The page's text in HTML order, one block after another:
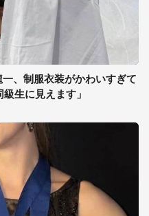
一、制服衣装がかわいすぎて
生に見えます」